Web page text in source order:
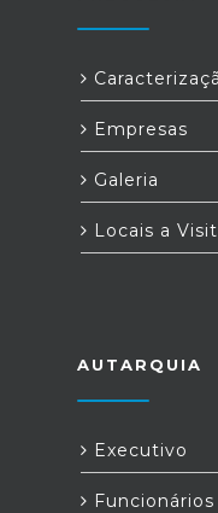
Empresas
Galeria
Locais a
AUTARQUIA
Executivo
Funcionários